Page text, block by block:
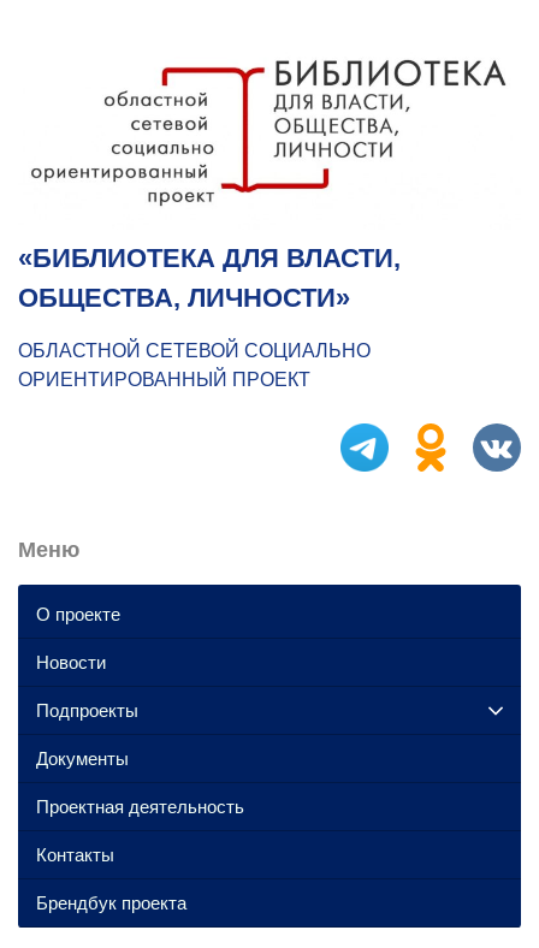
«БИБЛИОТЕКА ДЛЯ ВЛАСТИ,
ОБЩЕСТВА, ЛИЧНОСТИ»
ОБЛАСТНОЙ СЕТЕВОЙ СОЦИАЛЬНО
ОРИЕНТИРОВАННЫЙ ПРОЕКТ
Меню
О проекте
Новости
Подпроекты
Документы
Проектная деятельность
Контакты
Брендбук проекта